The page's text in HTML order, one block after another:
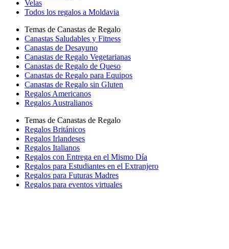
Velas
Todos los regalos a Moldavia
Temas de Canastas de Regalo
Canastas Saludables y Fitness
Canastas de Desayuno
Canastas de Regalo Vegetarianas
Canastas de Regalo de Queso
Canastas de Regalo para Equipos
Canastas de Regalo sin Gluten
Regalos Americanos
Regalos Australianos
Temas de Canastas de Regalo
Regalos Británicos
Regalos Irlandeses
Regalos Italianos
Regalos con Entrega en el Mismo Día
Regalos para Estudiantes en el Extranjero
Regalos para Futuras Madres
Regalos para eventos virtuales